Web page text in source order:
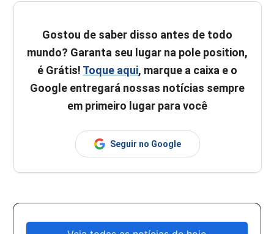
Gostou de saber disso antes de todo
mundo? Garanta seu lugar na pole position,
é Grátis! Toque aqui, marque a caixa e o
Google entregará nossas notícias sempre
em primeiro lugar para você
Seguir no Google